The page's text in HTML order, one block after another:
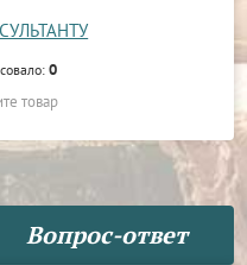
0
товар
Вопрос-ответ